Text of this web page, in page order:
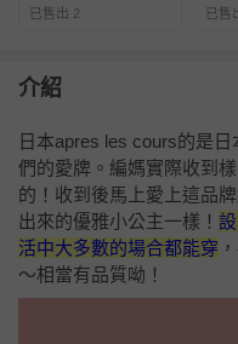
已售出 2 已售
介紹
日本apres les cours的是
們的愛牌。編媽實際收到
的！收到後馬上愛上這品
出來的優雅小公主一樣！
活中大多數的場合都能穿
～相當有品質呦！